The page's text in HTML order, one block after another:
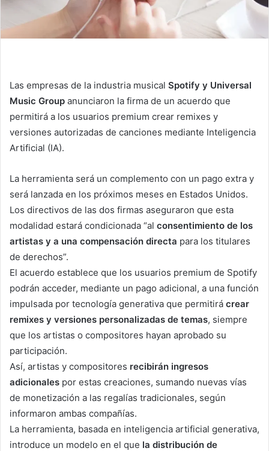
Las empresas de la industria musical Spotify y Universal
Music Group anunciaron la firma de un acuerdo que
permitirá a los usuarios premium crear remixes y
versiones autorizadas de canciones mediante Inteligencia
Artificial (IA).
La herramienta será un complemento con un pago extra y
será lanzada en los próximos meses en Estados Unidos.
Los directivos de las dos firmas aseguraron que esta
modalidad estará condicionada “al consentimiento de los
artistas y a una compensación directa para los titulares
de derechos”.
El acuerdo establece que los usuarios premium de Spotify
podrán acceder, mediante un pago adicional, a una función
impulsada por tecnología generativa que permitirá crear
remixes y versiones personalizadas de temas, siempre
que los artistas o compositores hayan aprobado su
participación.
Así, artistas y compositores recibirán ingresos
adicionales por estas creaciones, sumando nuevas vías
de monetización a las regalías tradicionales, según
informaron ambas compañías.
La herramienta, basada en inteligencia artificial generativa,
introduce un modelo en el que la distribución de